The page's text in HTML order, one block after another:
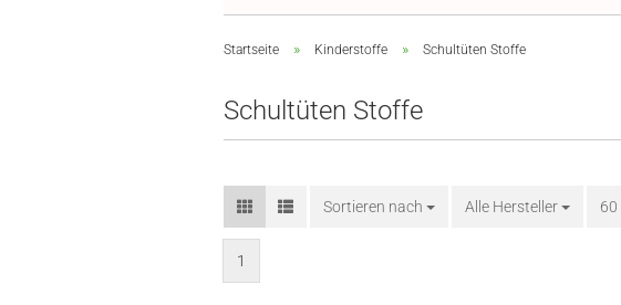
Startseite » Kinderstoffe » Schultüten Stoffe
Schultüten Stoffe
Sortieren nach
Sortieren nach Alle Hersteller 60
1